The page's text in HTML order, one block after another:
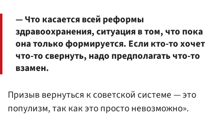
— Что касается всей реформы
здравоохранения, ситуация в том, что пока
она только формируется. Если кто-то хочет
что-то свернуть, надо предполагать что-то
взамен.
Призыв вернуться к советской системе — это
популизм, так как это просто невозможно».